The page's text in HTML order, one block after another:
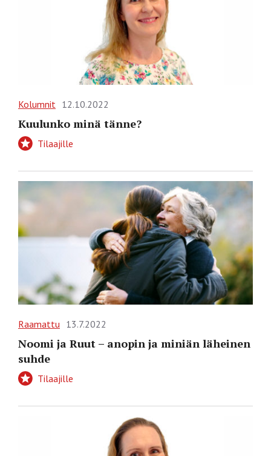
Kolumnit 12.10.2022
Kuulunko minä tänne?
Tilaajille
Raamattu 13.7.2022
Noomi ja Ruut – anopin ja miniän läheinen
suhde
Tilaajille